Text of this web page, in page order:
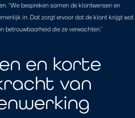
“We bespreken samen de klantwensen en
in. Dat zorgt ervoor dat de klant krijgt wat
betrouwbaarheid die ze verwachten.”
en korte
van